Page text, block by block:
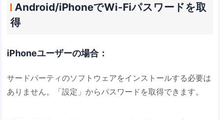
Android/iPhoneでWi‐Fiパスワードを取
得
iPhoneユーザーの場合：
サードパーティのソフトウェアをインストールする必要は
ありません。「設定」からパスワードを取得できます。